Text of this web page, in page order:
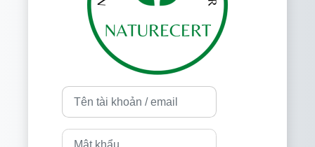
Tên tài khoản / email
Mật khẩu